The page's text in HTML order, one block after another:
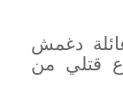
دغمش
قتلي من